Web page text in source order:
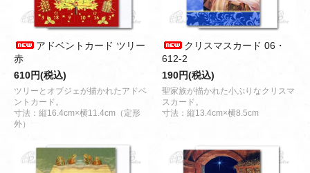
アドベントカード ツリー
赤
610円(税込)
ツリーとオブジェが描かれたアドベ
ントカード。
寸法：縦16.4cm×横11.4cm（定形
外）
クリスマスカード 06・
612-2
190円(税込)
聖家族が描かれた小ぶりなクリスマ
スカード。
寸法：縦13.4cm×横8.5cm